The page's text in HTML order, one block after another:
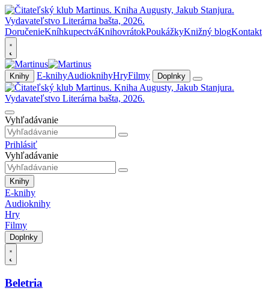
DoručenieKníhkupectváKnihovrátokPoukážkyKnižný blogKontakt
Knihy E-knihyAudioknihyHryFilmy Doplnky
Vyhľadávanie
Prihlásiť
Vyhľadávanie
Knihy
E-knihy
Audioknihy
Hry
Filmy
Doplnky
Beletria